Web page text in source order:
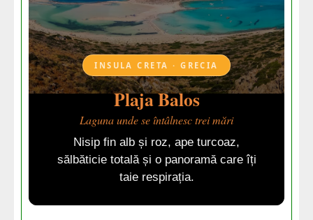
INSULA CRETA · GRECIA
Plaja Balos
Laguna unde se întâlnesc trei mări
Nisip fin alb și roz, ape turcoaz,
sălbăticie totală și o panoramă care îți
taie respirația.